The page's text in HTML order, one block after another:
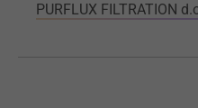
PURFLUX FILTRATION